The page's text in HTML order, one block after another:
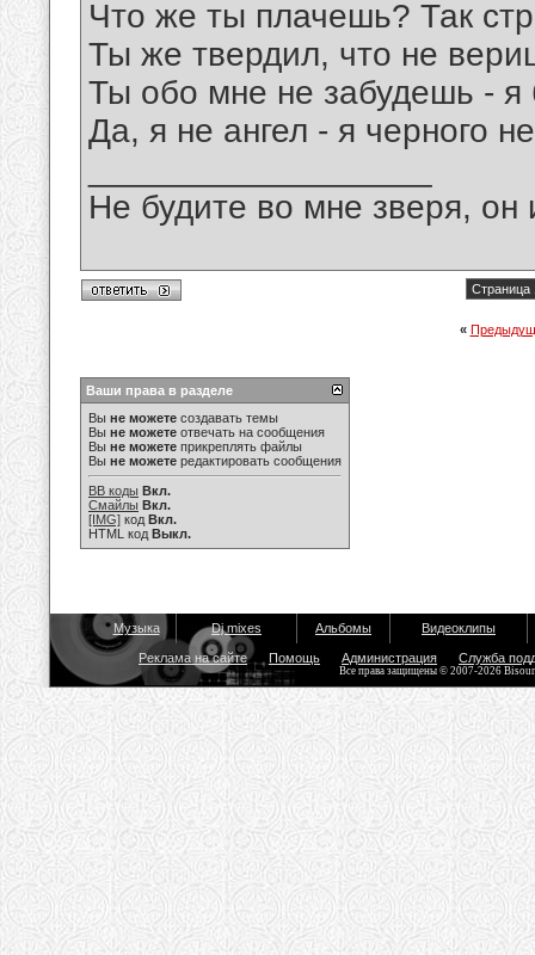
Что же ты плачешь? Так
Ты же твердил, что не
Ты обо мне не забудешь - я
Да, я не ангел - я черного
Не будите во мне зверя, он
Страница
«
Ваши права в разделе
Вы не можете создавать темы
Вы не можете отвечать на сообщения
Вы не можете прикреплять файлы
Вы не можете редактировать сообщения
BB коды Вкл.
Смайлы Вкл.
[IMG] код Вкл.
HTML код Выкл.
Музыка Dj mixes Альбомы Видеоклипы
Реклама на сайте Помощь Администрация Служба
Все права защищены © 2007-2026